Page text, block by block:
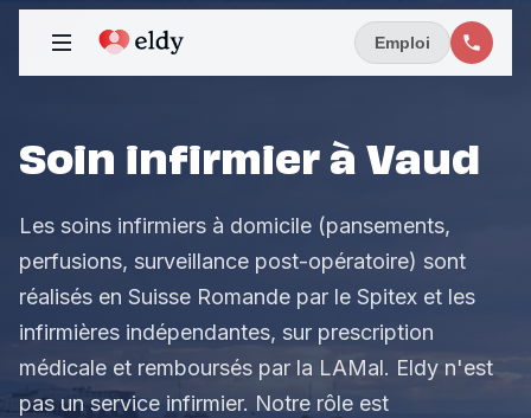
Emploi
Soin infirmier à Vaud
Les soins infirmiers à domicile (pansements,
perfusions, surveillance post-opératoire) sont
réalisés en Suisse Romande par le Spitex et les
infirmières indépendantes, sur prescription
médicale et remboursés par la LAMal. Eldy n'est
pas un service infirmier. Notre rôle est